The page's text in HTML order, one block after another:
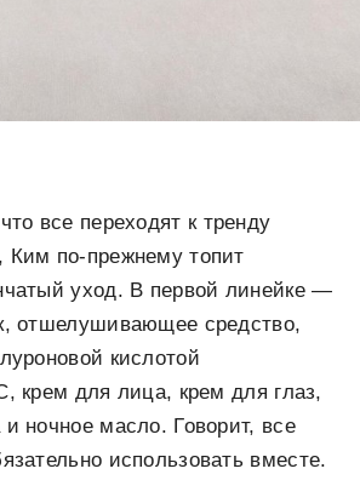
все переходят к тренду
по-прежнему топит
уход. В первой линейке —
отшелушивающее средство,
кислотой
крем для лица, крем для глаз,
ночное масло. Говорит, все
использовать вместе.